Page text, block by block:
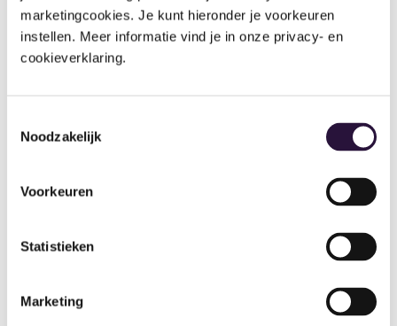
marketingcookies. Je kunt hieronder je voorkeuren
instellen. Meer informatie vind je in onze privacy- en
cookieverklaring.
Noodzakelijk
Voorkeuren
Statistieken
Marketing
gebruikmaken van een sterke combinatie van:
personeels- en salarissoftware
financiële automatisering
kinderopvang en onderwijs
vereenvoudigen en structuur te brengen in je